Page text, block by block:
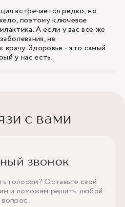
встречается редко, но
поэтому ключевое
А если у вас все же
не
врачу. Здоровье - это самый
у нас есть.
с вами
звонок
голосом? Оставьте свой
и поможем решить любой
вопрос.